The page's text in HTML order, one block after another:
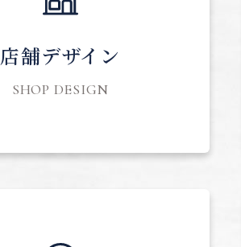
店舗デザイン
SHOP DESIGN